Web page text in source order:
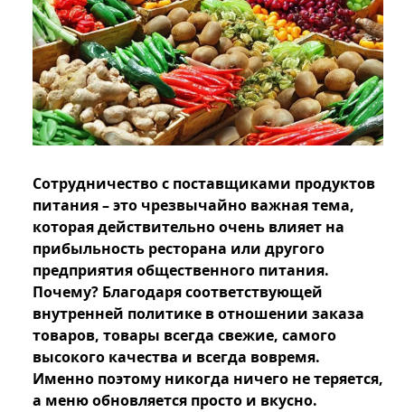
Сотрудничество с поставщиками продуктов
питания – это чрезвычайно важная тема,
которая действительно очень влияет на
прибыльность ресторана или другого
предприятия общественного питания.
Почему? Благодаря соответствующей
внутренней политике в отношении заказа
товаров, товары всегда свежие, самого
высокого качества и всегда вовремя.
Именно поэтому никогда ничего не теряется,
а меню обновляется просто и вкусно.